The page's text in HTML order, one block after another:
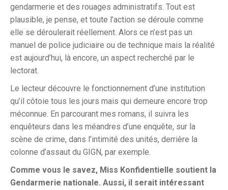
gendarmerie et des rouages administratifs. Tout est
plausible, je pense, et toute l’action se déroule comme
elle se déroulerait réellement. Alors ce n’est pas un
manuel de police judiciaire ou de technique mais la réalité
est aujourd’hui, là encore, un aspect recherché par le
lectorat.
Le lecteur découvre le fonctionnement d’une institution
qu’il côtoie tous les jours mais qui demeure encore trop
méconnue. En parcourant mes romans, il suivra les
enquêteurs dans les méandres d’une enquête, sur la
scène de crime, dans l’intimité des unités, derrière la
colonne d’assaut du GIGN, par exemple.
Comme vous le savez, Miss Konfidentielle soutient la
Gendarmerie nationale. Aussi, il serait intéressant